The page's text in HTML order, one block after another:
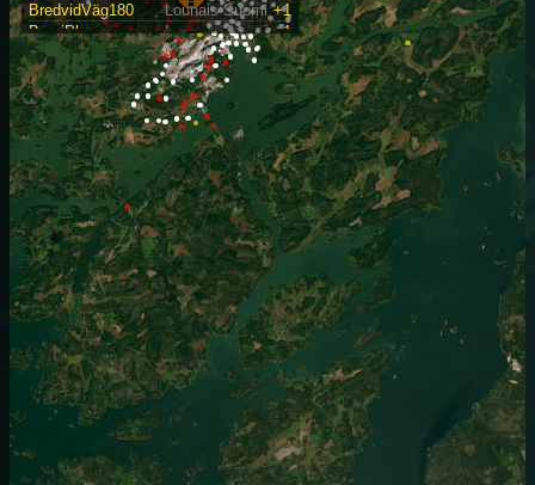
BredvidVäg180
+1
Lounais-Suomi
BreviPlan
+1
Lounais-Suomi
Brobackasidan
+1
Lounais-Suomi
Bygränd
+2
Lounais-Suomi
Bärplock
+1
Lounais-Suomi
CourtsZone
+1
Lounais-Suomi
Djupvik
+1
Lounais-Suomi
Eläinristeys
+1
Lounais-Suomi
Empo
+1
Lounais-Suomi
Empola
+1
Lounais-Suomi
ErkinSitruuna
+1
Lounais-Suomi
Ersby
+2
Lounais-Suomi
ErsbyBike
Lounais-Suomi
ErsbyTrack
+1
Lounais-Suomi
ErsbyÄndan
+1
Lounais-Suomi
EttSäkertSätt
+1
Lounais-Suomi
GolfVarning
+1
Lounais-Suomi
GustusLadu
+1
Lounais-Suomi
Haritunkulma
+1
Lounais-Suomi
Harmilanahre
+1
Lounais-Suomi
Hermelinlänk
+1
Lounais-Suomi
HessundZone
+1
Lounais-Suomi